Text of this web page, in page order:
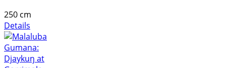
250 cm
Details